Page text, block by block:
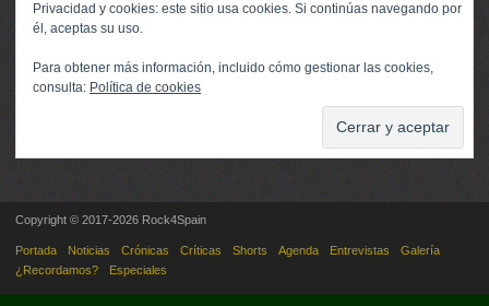
Privacidad y cookies: este sitio usa cookies. Si continúas navegando por
él, aceptas su uso.
Para obtener más información, incluido cómo gestionar las cookies,
consulta: Política de cookies
Copyright © 2017-2026 Rock4Spain
Portada Noticias Crónicas Críticas Shorts Agenda Entrevistas
Galería
¿Recordamos?
Especiales